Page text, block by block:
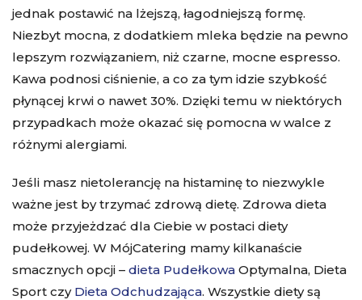
jednak postawić na lżejszą, łagodniejszą formę.
Niezbyt mocna, z dodatkiem mleka będzie na pewno
lepszym rozwiązaniem, niż czarne, mocne espresso.
Kawa podnosi ciśnienie, a co za tym idzie szybkość
płynącej krwi o nawet 30%. Dzięki temu w niektórych
przypadkach może okazać się pomocna w walce z
różnymi alergiami.
Jeśli masz nietolerancję na histaminę to niezwykle
ważne jest by trzymać zdrową dietę. Zdrowa dieta
może przyjeżdzać dla Ciebie w postaci diety
pudełkowej. W MójCatering mamy kilkanaście
smacznych opcji – dieta Pudełkowa Optymalna, Dieta
Sport czy Dieta Odchudzająca. Wszystkie diety są